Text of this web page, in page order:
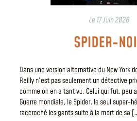
Le 17 Juin 2026
SPIDER-
Dans une version alternative du New York
Reilly n’est pas seulement un détective
comme on en a tant vu. Celui qui fut, peu
Guerre mondiale, le Spider, le seul super-
raccroché les gants suite à la mort de sa